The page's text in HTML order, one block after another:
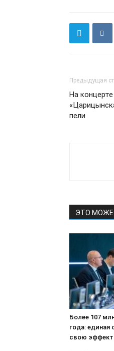
Предыдущая
На
пели
ЭТО
Более 107
года: единая
свою